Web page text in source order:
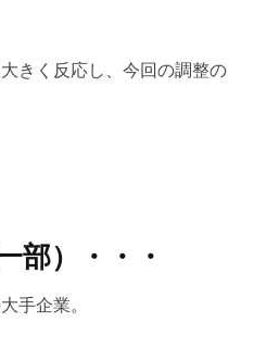
きく反応し、今回の調整の
部）・・・
手企業。